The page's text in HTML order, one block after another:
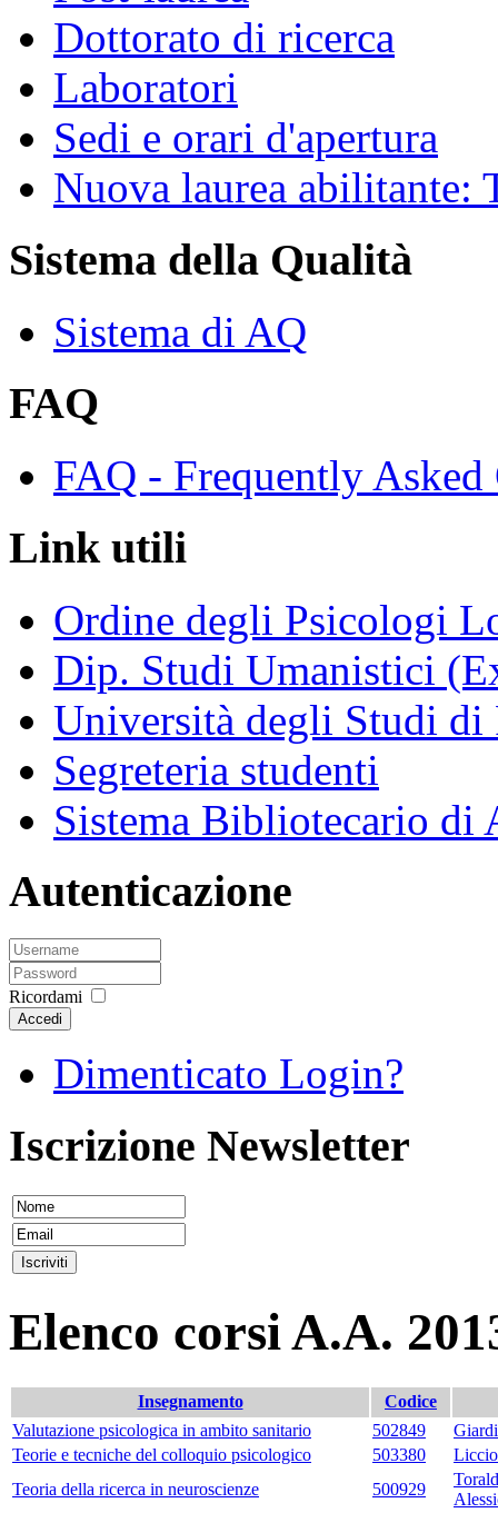
Dottorato di ricerca
Laboratori
Sedi e orari d'apertura
Nuova laurea abilitante:
Sistema della Qualità
Sistema di AQ
FAQ
FAQ - Frequently Asked
Link utili
Ordine degli Psicologi
Dip. Studi Umanistici
Università degli Studi di
Segreteria studenti
Sistema Bibliotecario di
Autenticazione
Ricordami
Accedi
Dimenticato Login?
Iscrizione Newsletter
Elenco corsi A.A.
Insegnamento
Codice
Valutazione psicologica in ambito sanitario
502849
Teorie e tecniche del colloquio psicologico
503380
Teoria della ricerca in neuroscienze
500929